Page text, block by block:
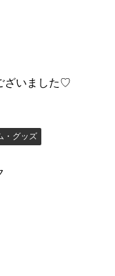
ざいました♡
・グッズ